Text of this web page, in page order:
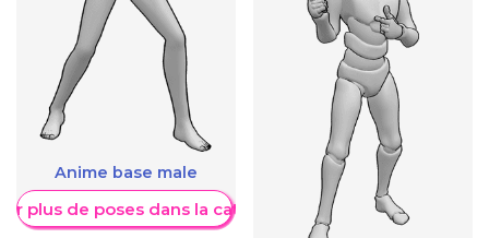
Anime base male
plus de poses dans la catégorie